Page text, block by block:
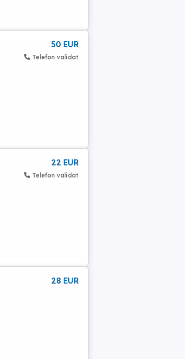
50 EUR
Telefon validat
22 EUR
Telefon validat
28 EUR